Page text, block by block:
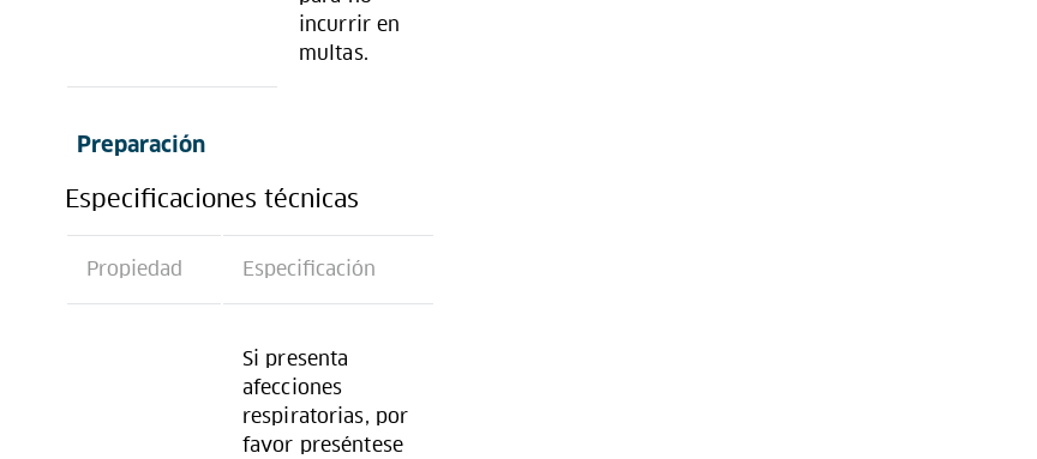
incurrir en
multas.
Preparación
Especificaciones técnicas
Propiedad Especificación
Si presenta
afecciones
respiratorias, por
favor preséntese